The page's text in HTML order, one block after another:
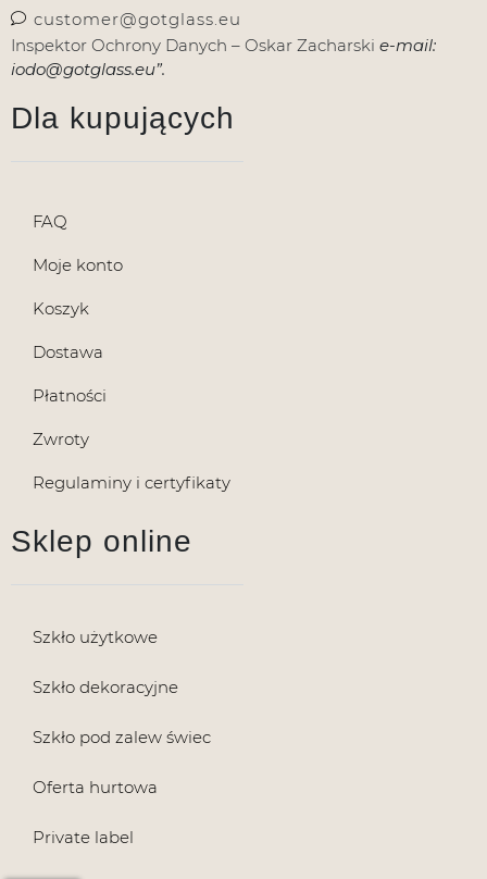
customer@gotglass.eu
Inspektor Ochrony Danych – Oskar Zacharski e-mail:
iodo@gotglass.eu”.
Dla kupujących
FAQ
Moje konto
Koszyk
Dostawa
Płatności
Zwroty
Regulaminy i certyfikaty
Sklep online
Szkło użytkowe
Szkło dekoracyjne
Szkło pod zalew świec
Oferta hurtowa
Private label